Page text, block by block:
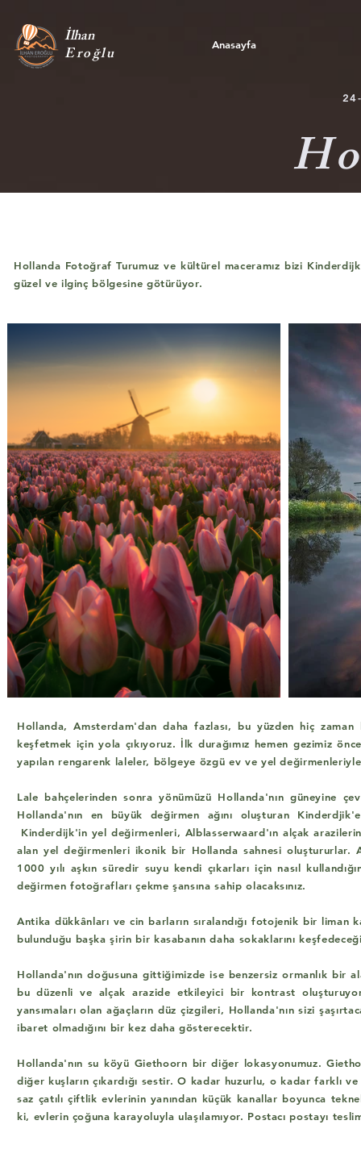
İlhan
Eroğlu Anasayfa
Hollanda Fotoğraf Turumuz ve kültürel maceramız bizi
güzel ve ilginç bölgesine götürüyor.
Hollanda, Amsterdam'dan daha fazlası, bu yüzden hiç
keşfetmek için yola çıkıyoruz. İlk durağımız hemen gezimiz
yapılan rengarenk laleler, bölgeye özgü ev ve yel
Lale bahçelerinden sonra yönümüzü Hollanda'nın güneyine
Hollanda'nın en büyük değirmen ağını oluşturan
Kinderdijk'in yel değirmenleri, Alblasserwaard'ın alçak
alan yel değirmenleri ikonik bir Hollanda sahnesi oluştururlar.
1000 yılı aşkın süredir suyu kendi çıkarları için nasıl
değirmen fotoğrafları çekme şansına sahip olacaksınız.
Antika dükkânları ve cin barların sıralandığı fotojenik bir liman
bulunduğu başka şirin bir kasabanın daha sokaklarını
Hollanda'nın doğusuna gittiğimizde ise benzersiz ormanlık bir
bu düzenli ve alçak arazide etkileyici bir kontrast
yansımaları olan ağaçların düz çizgileri, Hollanda'nın sizi
ibaret olmadığını bir kez daha gösterecektir.
Hollanda'nın su köyü Giethoorn bir diğer lokasyonumuz.
diğer kuşların çıkardığı sestir. O kadar huzurlu, o kadar
saz çatılı çiftlik evlerinin yanından küçük kanallar boyunca
ki, evlerin çoğuna karayoluyla ulaşılamıyor. Postacı postayı